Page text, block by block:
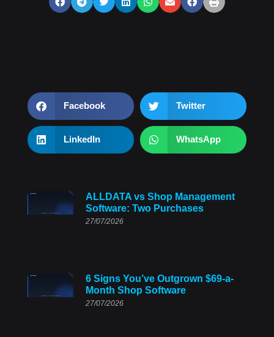
Facebook Twitter
LinkedIn WhatsApp
ALLDATA vs Shop Management
Software: Two Purchases
27/07/2026
6 Signs You’ve Outgrown $69-a-
Month Shop Software
27/07/2026